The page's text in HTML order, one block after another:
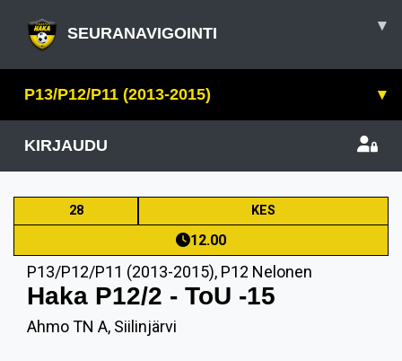
SEURANAVIGOINTI ▾
P13/P12/P11 (2013-2015) ▾
KIRJAUDU
28 KES
12.00
P13/P12/P11 (2013-2015), P12 Nelonen
Haka P12/2 - ToU -15
Ahmo TN A, Siilinjärvi